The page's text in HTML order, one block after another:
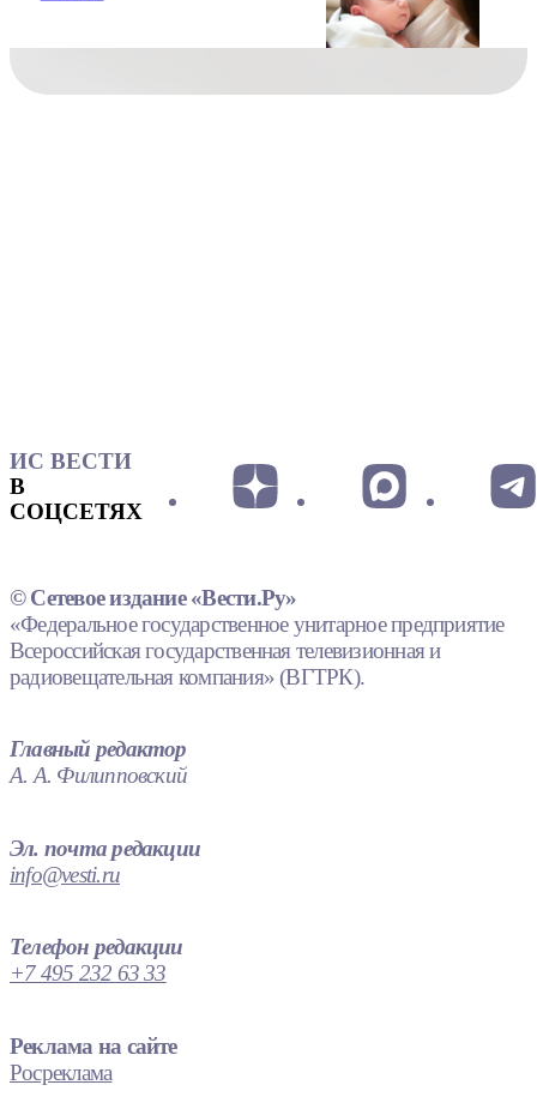
ИС ВЕСТИ
В
СОЦСЕТЯХ
© Сетевое издание «Вести.Ру»
«Федеральное государственное унитарное предприятие
Всероссийская государственная телевизионная и
радиовещательная компания» (ВГТРК).
Главный редактор
А. А. Филипповский
Эл. почта редакции
info@vesti.ru
Телефон редакции
+7 495 232 63 33
Реклама на сайте
Росреклама